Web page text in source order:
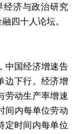
济与政治研究
四十人论坛。
国经济增速告
边下行。经济增
劳动生产率增速
间内每单位劳动
定时间内每单位